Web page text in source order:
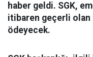
haber geldi. SGK,
itibaren geçerli olan
ödeyecek.